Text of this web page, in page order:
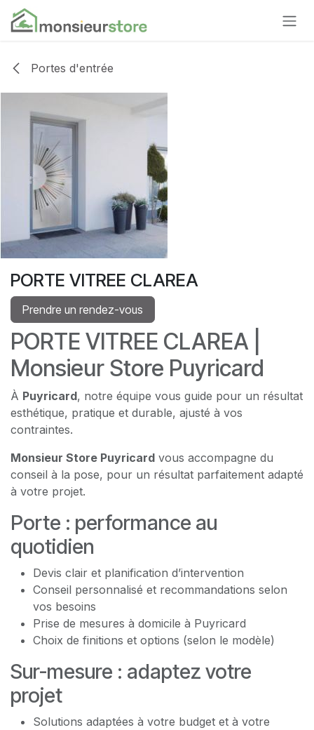
Se rendre au contenu
Portes d'entrée
PORTE VITREE CLAREA
Prendre un rendez-vous
PORTE VITREE CLAREA |
Monsieur Store Puyricard
À Puyricard, notre équipe vous guide pour un résultat
esthétique, pratique et durable, ajusté à vos
contraintes.
Monsieur Store Puyricard vous accompagne du
conseil à la pose, pour un résultat parfaitement adapté
à votre projet.
Porte : performance au
quotidien
Devis clair et planification d’intervention
Conseil personnalisé et recommandations selon
vos besoins
Prise de mesures à domicile à Puyricard
Choix de finitions et options (selon le modèle)
Sur-mesure : adaptez votre
projet
Solutions adaptées à votre budget et à votre